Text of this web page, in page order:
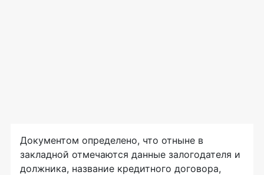
Документом определено, что отныне в
закладной отмечаются данные залогодателя и
должника, название кредитного договора,